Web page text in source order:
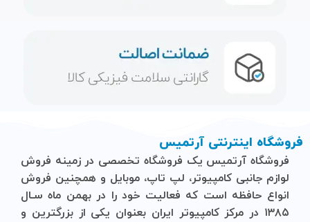
فروشگاه اینترنتی آرتمیس
فروشگاه آرتمیس یک فروشگاه تخصصی در زمینه فروش
لوازم جانبی کامپیوتر، لپ تاپ، موبایل و ‌همچنین فروش
انواع حافظه است که فعالیت خود را در بهمن ماه سـال
۱۳۸۵ در مرکز کامپیوتر ایران بعنوان یکی از بزرگترین و